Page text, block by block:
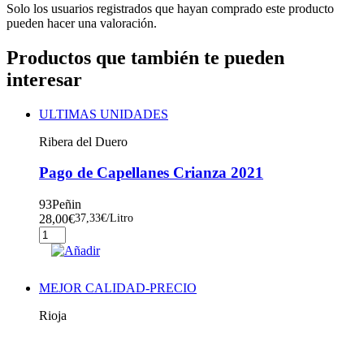
Solo los usuarios registrados que hayan comprado este producto
pueden hacer una valoración.
Productos que también te pueden
interesar
ULTIMAS UNIDADES
Ribera del Duero
Pago de Capellanes Crianza 2021
93Peñin
28,00€37,33€/Litro
Pago
de
2021
Añadir
MEJOR CALIDAD-PRECIO
Rioja